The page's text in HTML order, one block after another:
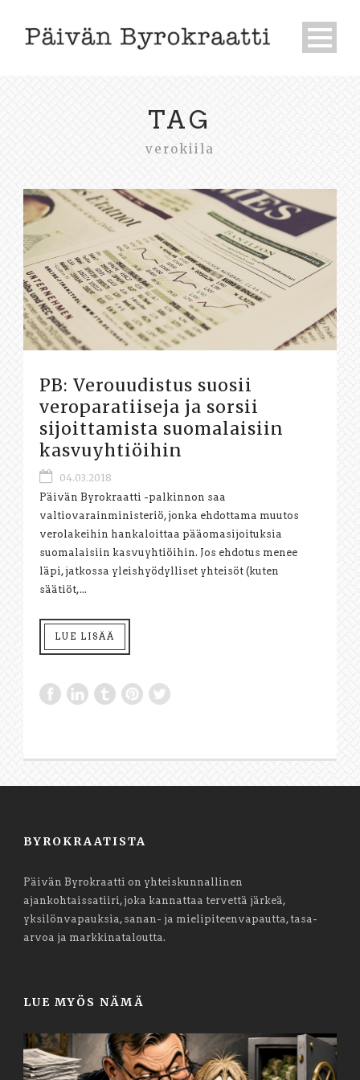
TAG
verokiila
PB: Verouudistus suosii
veroparatiiseja ja sorsii
sijoittamista suomalaisiin
kasvuyhtiöihin
04.03.2018
Päivän Byrokraatti -palkinnon saa
valtiovarainministeriö, jonka ehdottama muutos
verolakeihin hankaloittaa pääomasijoituksia
suomalaisiin kasvuyhtiöihin. Jos ehdotus menee
läpi, jatkossa yleishyödylliset yhteisöt (kuten
säätiöt,...
LUE LISÄÄ
BYROKRAATISTA
Päivän Byrokraatti on yhteiskunnallinen
ajankohtaissatiiri, joka kannattaa tervettä järkeä,
yksilönvapauksia, sanan- ja mielipiteenvapautta, tasa-
arvoa ja markkinataloutta.
LUE MYÖS NÄMÄ